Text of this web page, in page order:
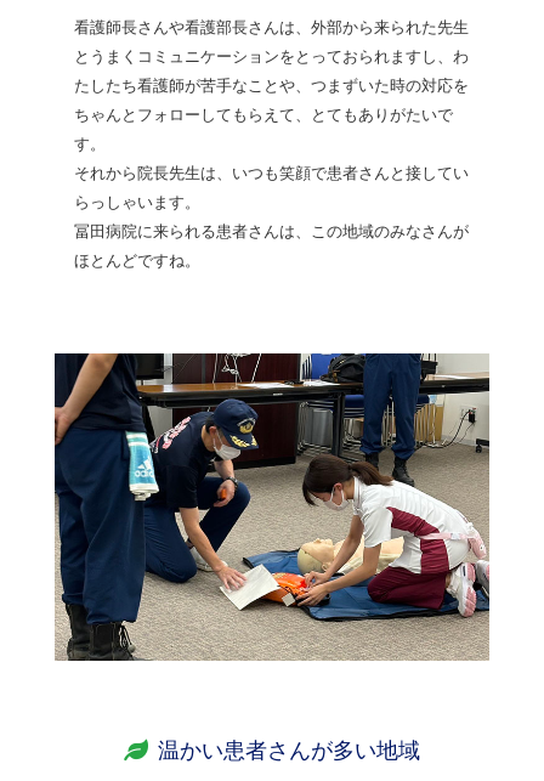
看護師長さんや看護部長さんは、外部から来られた先生
とうまくコミュニケーションをとっておられますし、わ
たしたち看護師が苦手なことや、つまずいた時の対応を
ちゃんとフォローしてもらえて、とてもありがたいで
す。
それから院長先生は、いつも笑顔で患者さんと接してい
らっしゃいます。
冨田病院に来られる患者さんは、この地域のみなさんが
ほとんどですね。
温かい患者さんが多い地域